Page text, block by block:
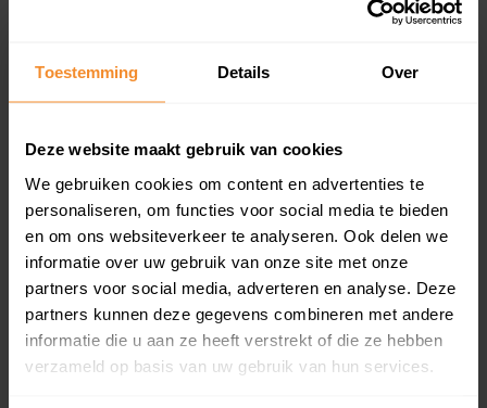
Toestemming Details Over
Deze website maakt gebruik van cookies
We gebruiken cookies om content en advertenties te
personaliseren, om functies voor social media te bieden
en om ons websiteverkeer te analyseren. Ook delen we
informatie over uw gebruik van onze site met onze
partners voor social media, adverteren en analyse. Deze
partners kunnen deze gegevens combineren met andere
informatie die u aan ze heeft verstrekt of die ze hebben
verzameld op basis van uw gebruik van hun services.
aandeel van totale woningen
Bouwjaar